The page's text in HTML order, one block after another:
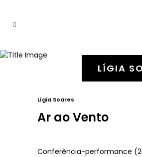
LÍGIA
Lígia Soares
Ar ao Vento
Conferência-performance